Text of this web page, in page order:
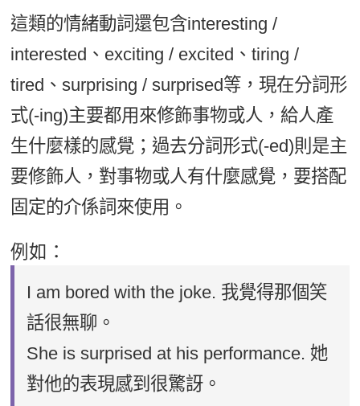
這類的情緒動詞還包含interesting /
interested、exciting / excited、tiring /
tired、surprising / surprised等，現在分詞形
式(-ing)主要都用來修飾事物或人，給人產
生什麼樣的感覺；過去分詞形式(-ed)則是主
要修飾人，對事物或人有什麼感覺，要搭配
固定的介係詞來使用。
例如：
I am bored with the joke. 我覺得那個笑
話很無聊。
She is surprised at his performance. 她
對他的表現感到很驚訝。